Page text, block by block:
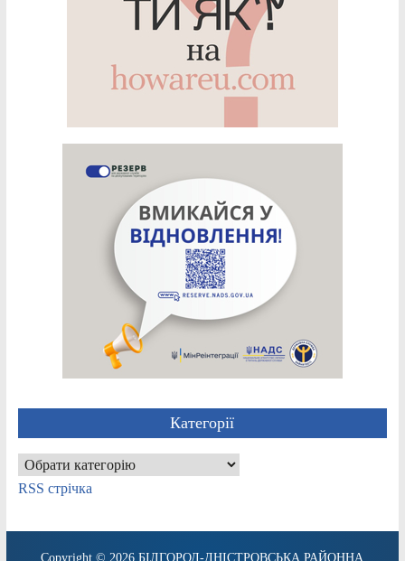
Категорії
Категорії
RSS стрічка
Copyright © 2026БІЛГОРОД-ДНІСТРОВСЬКА РАЙОННА